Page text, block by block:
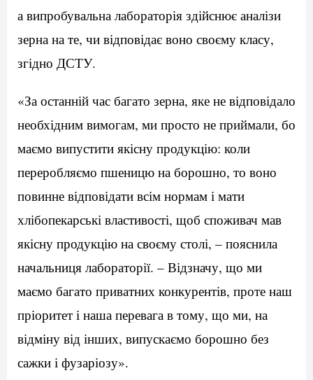
а випробувальна лабораторія здійснює аналізи
зерна на те, чи відповідає воно своєму класу,
згідно ДСТУ.
«За останній час багато зерна, яке не відповідало
необхідним вимогам, ми просто не приймали, бо
маємо випустити якісну продукцію: коли
переробляємо пшеницю на борошно, то воно
повинне відповідати всім нормам і мати
хлібопекарські властивості, щоб споживач мав
якісну продукцію на своєму столі, – пояснила
начальниця лабораторії. – Відзначу, що ми
маємо багато приватних конкурентів, проте наш
пріоритет і наша перевага в тому, що ми, на
відміну від інших, випускаємо борошно без
сажки і фузаріозу».